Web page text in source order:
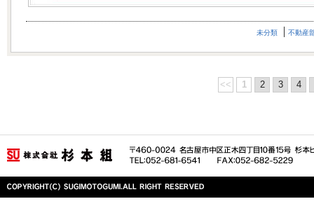
未分類 不動産
<< 1 2 3 4